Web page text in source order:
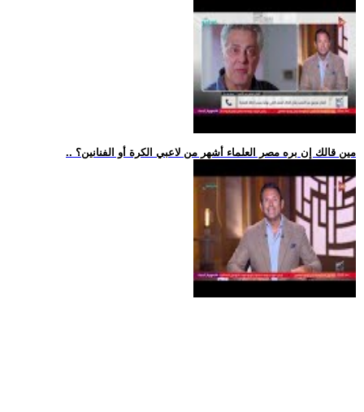
.. مين قالك إن بره مصر العلماء أشهر من لاعبي الكرة أو الفنانين؟